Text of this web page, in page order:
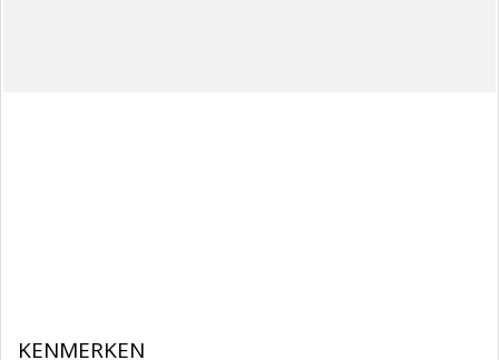
KENMERKEN